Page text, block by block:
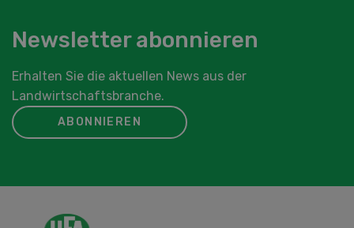
Newsletter abonnieren
Erhalten Sie die aktuellen News aus der
Landwirtschaftsbranche.
ABONNIEREN